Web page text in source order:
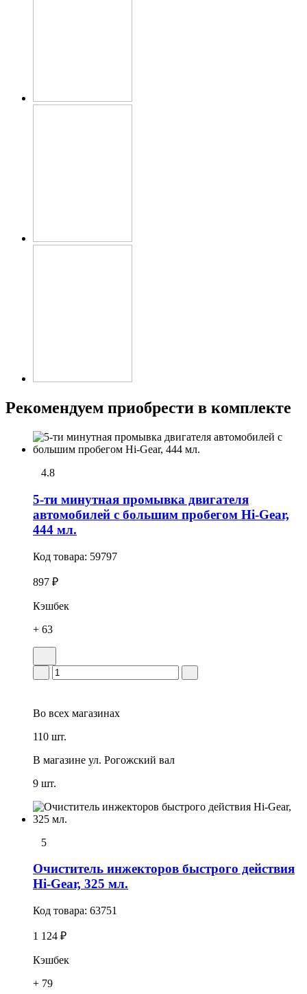
Рекомендуем приобрести в комплекте
4.8
5-ти минутная промывка двигателя
автомобилей с большим пробегом Hi-Gear,
444 мл.
Код товара: 59797
897 ₽
Кэшбек
+ 63
Во всех магазинах
110 шт.
В магазине ул. Рогожский вал
9 шт.
5
Очиститель инжекторов быстрого действия
Hi-Gear, 325 мл.
Код товара: 63751
1 124 ₽
Кэшбек
+ 79